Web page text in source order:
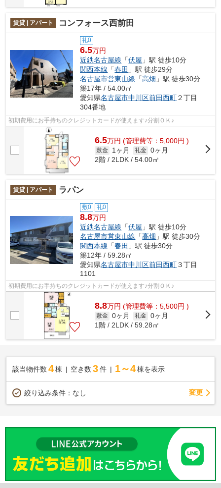
賃貸 | アパート コンフォース西前田
礼0
6.5万円
近鉄名古屋線 「伏屋 」駅 徒歩10分
関西本線 「春田 」駅 徒歩29分
名古屋市営東山線 「高畑 」駅 徒歩30分
築17年 / 54.00㎡
愛知県名古屋市中川区前田西町２丁目
304番地
初期費用にお手持ちのクレジットカードが使えます♪分割ＯＫ♪
6.5万円 (管理費等：5,000円 )
敷金 1ヶ月 礼金 0ヶ月
2階 / 2LDK / 54.00㎡
賃貸 | アパート ラパン
敷0 礼0
8.8万円
近鉄名古屋線 「伏屋 」駅 徒歩10分
名古屋市営東山線 「高畑 」駅 徒歩30分
関西本線 「春田 」駅 徒歩30分
築12年 / 59.28㎡
愛知県名古屋市中川区前田西町３丁目
1101
初期費用にお手持ちのクレジットカードが使えます♪分割ＯＫ♪
8.8万円 (管理費等：5,500円 )
敷金 0ヶ月 礼金 0ヶ月
1階 / 2LDK / 59.28㎡
該当物件数 4棟 空き数 3 件 1～4 棟を表示
絞り込み条件： なし 変更